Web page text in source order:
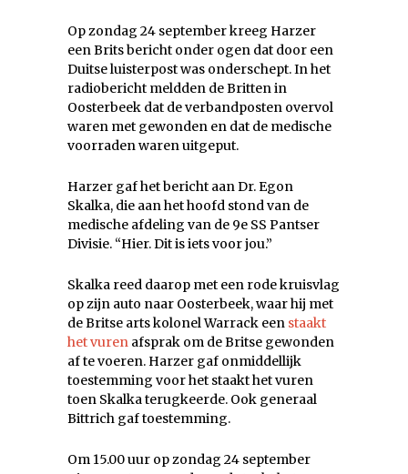
Op zondag 24 september kreeg Harzer
een Brits bericht onder ogen dat door een
Duitse luisterpost was onderschept. In het
radiobericht meldden de Britten in
Oosterbeek dat de verbandposten overvol
waren met gewonden en dat de medische
voorraden waren uitgeput.
Harzer gaf het bericht aan Dr. Egon
Skalka, die aan het hoofd stond van de
medische afdeling van de 9e SS Pantser
Divisie. “Hier. Dit is iets voor jou.”
Skalka reed daarop met een rode kruisvlag
op zijn auto naar Oosterbeek, waar hij met
de Britse arts kolonel Warrack een staakt
het vuren afsprak om de Britse gewonden
af te voeren. Harzer gaf onmiddellijk
toestemming voor het staakt het vuren
toen Skalka terugkeerde. Ook generaal
Bittrich gaf toestemming.
Om 15.00 uur op zondag 24 september